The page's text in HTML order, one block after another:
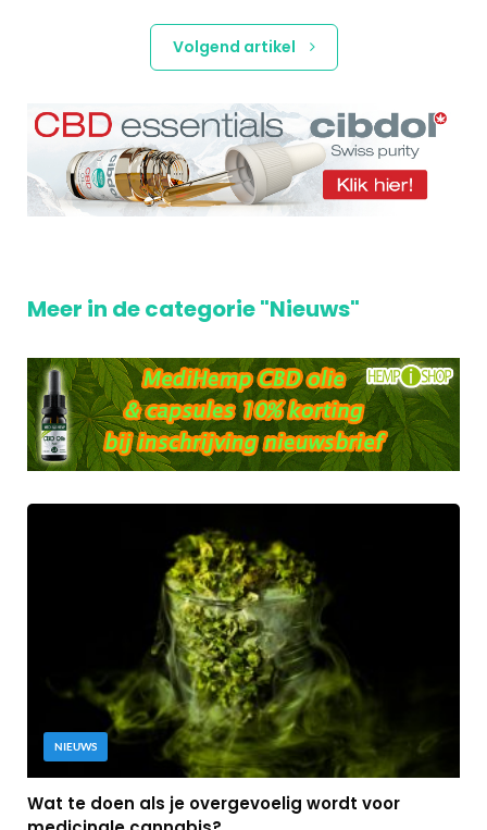
Volgend artikel
Meer in de categorie "Nieuws"
NIEUWS
Wat te doen als je overgevoelig wordt voor